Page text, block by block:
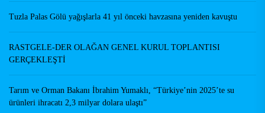
Tuzla Palas Gölü yağışlarla 41 yıl önceki havzasına yeniden kavuştu
RASTGELE-DER OLAĞAN GENEL KURUL TOPLANTISI
GERÇEKLEŞTİ
Tarım ve Orman Bakanı İbrahim Yumaklı, “Türkiye’nin 2025’te su
ürünleri ihracatı 2,3 milyar dolara ulaştı”